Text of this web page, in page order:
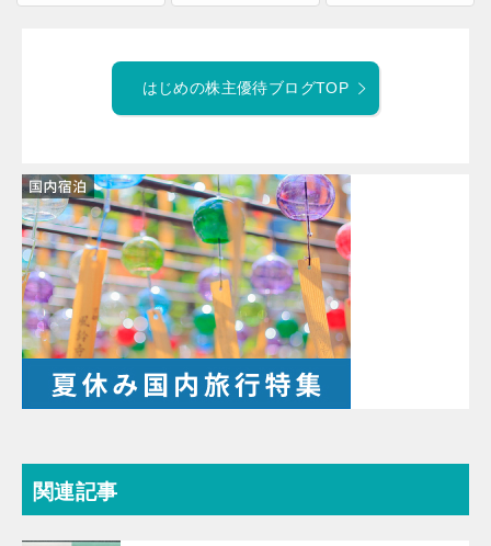
はじめの株主優待ブログTOP
関連記事